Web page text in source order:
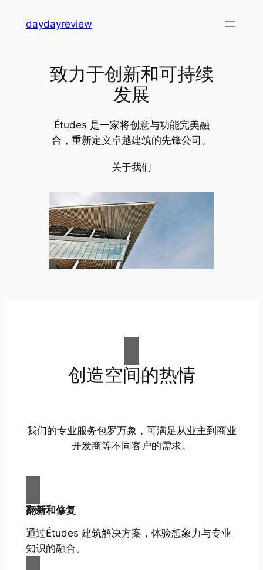
daydayreview
致力于创新和可持续
发展
Études 是一家将创意与功能完美融
合，重新定义卓越建筑的先锋公司。
关于我们
创造空间的热情
我们的专业服务包罗万象，可满足从业主到商业
开发商等不同客户的需求。
翻新和修复
通过Études 建筑解决方案，体验想象力与专业
知识的融合。